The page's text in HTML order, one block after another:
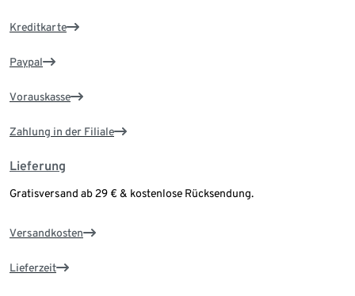
Kreditkarte
Paypal
Vorauskasse
Zahlung in der Filiale
Lieferung
Gratisversand ab 29 € & kostenlose Rücksendung.
Versandkosten
Lieferzeit